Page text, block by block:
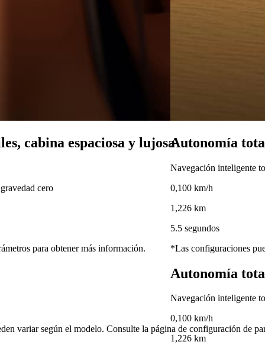
para obtener más información.
cabina espaciosa y lujosa
cero
variar según el modelo. Consulte la página de configuración de
Autonomía
Navegación inteligente
0,100 km/h
1,226 km
5.5 segundos
*Las configuraciones
Autonomía
Navegación inteligente
0,100 km/h
1,226 km